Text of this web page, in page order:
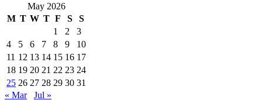
May 2026
M T W T F S
S
1
2
3
4
5 6 7 8 9
10
11 12 13 14 15 16 17
18 19 20 21 22 23 24
25 26 27 28 29 30 31
« Mar
Jul »